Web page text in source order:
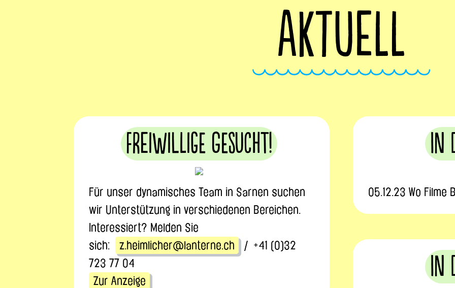
AKTUELL
Freiwillige gesucht!
Für unser dynamisches Team in Sarnen suchen
wir Unterstützung in verschiedenen Bereichen.
Interessiert? Melden Sie
sich:
z.heimlicher@lanterne.ch
/ +41 (0)32
723 77 04
Zur Anzeige
In
05.12.23 Wo
In